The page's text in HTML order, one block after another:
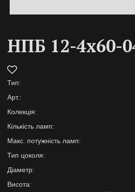
НПБ 12-4х60-
Тип:
Арт.:
Колекція:
Кількість ламп:
Макс. потужність ламп:
Тип цоколя:
Діаметр:
Висота: